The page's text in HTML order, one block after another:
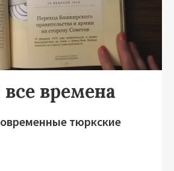
времена
тюркские